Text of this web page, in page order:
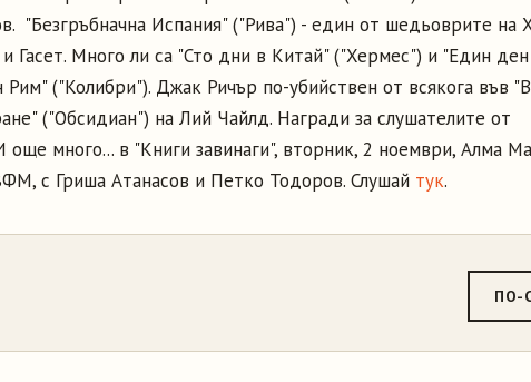
"Безгръбначна Испания" ("Рива") - един от шедьоврите на
Гасет. Много ли са "Сто дни в Китай" ("Хермес") и "Един
("Колибри"). Джак Ричър по-убийствен от всякога във
("Обсидиан") на Лий Чайлд. Награди за слушателите от
още много... в "Книги завинаги", вторник, 2 ноември, Алма
с Гриша Атанасов и Петко Тодоров. Слушай тук.
ПО-